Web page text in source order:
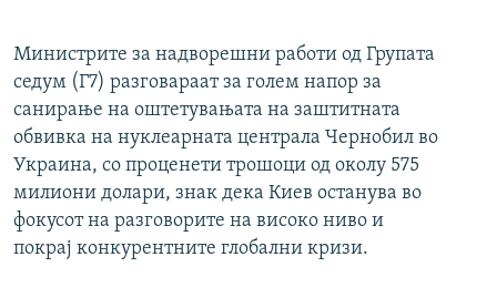
Министрите за надворешни работи од Групата
седум (Г7) разговараат за голем напор за
санирање на оштетувањата на заштитната
обвивка на нуклеарната централа Чернобил во
Украина, со проценети трошоци од околу 575
милиони долари, знак дека Киев останува во
фокусот на разговорите на високо ниво и
покрај конкурентните глобални кризи.